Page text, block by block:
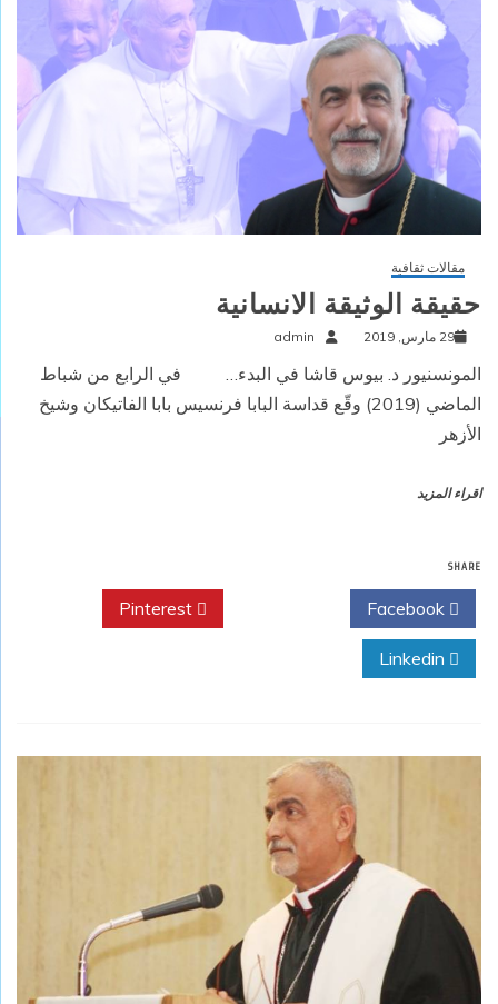
مقالات ثقافية
حقيقة الوثيقة الانسانية
29 مارس, 2019 admin
المونسنيور د. بيوس قاشا في البدء… في الرابع من شباط
الماضي (2019) وقّع قداسة البابا فرنسيس بابا الفاتيكان وشيخ
الأزهر
اقراء المزيد
SHARE